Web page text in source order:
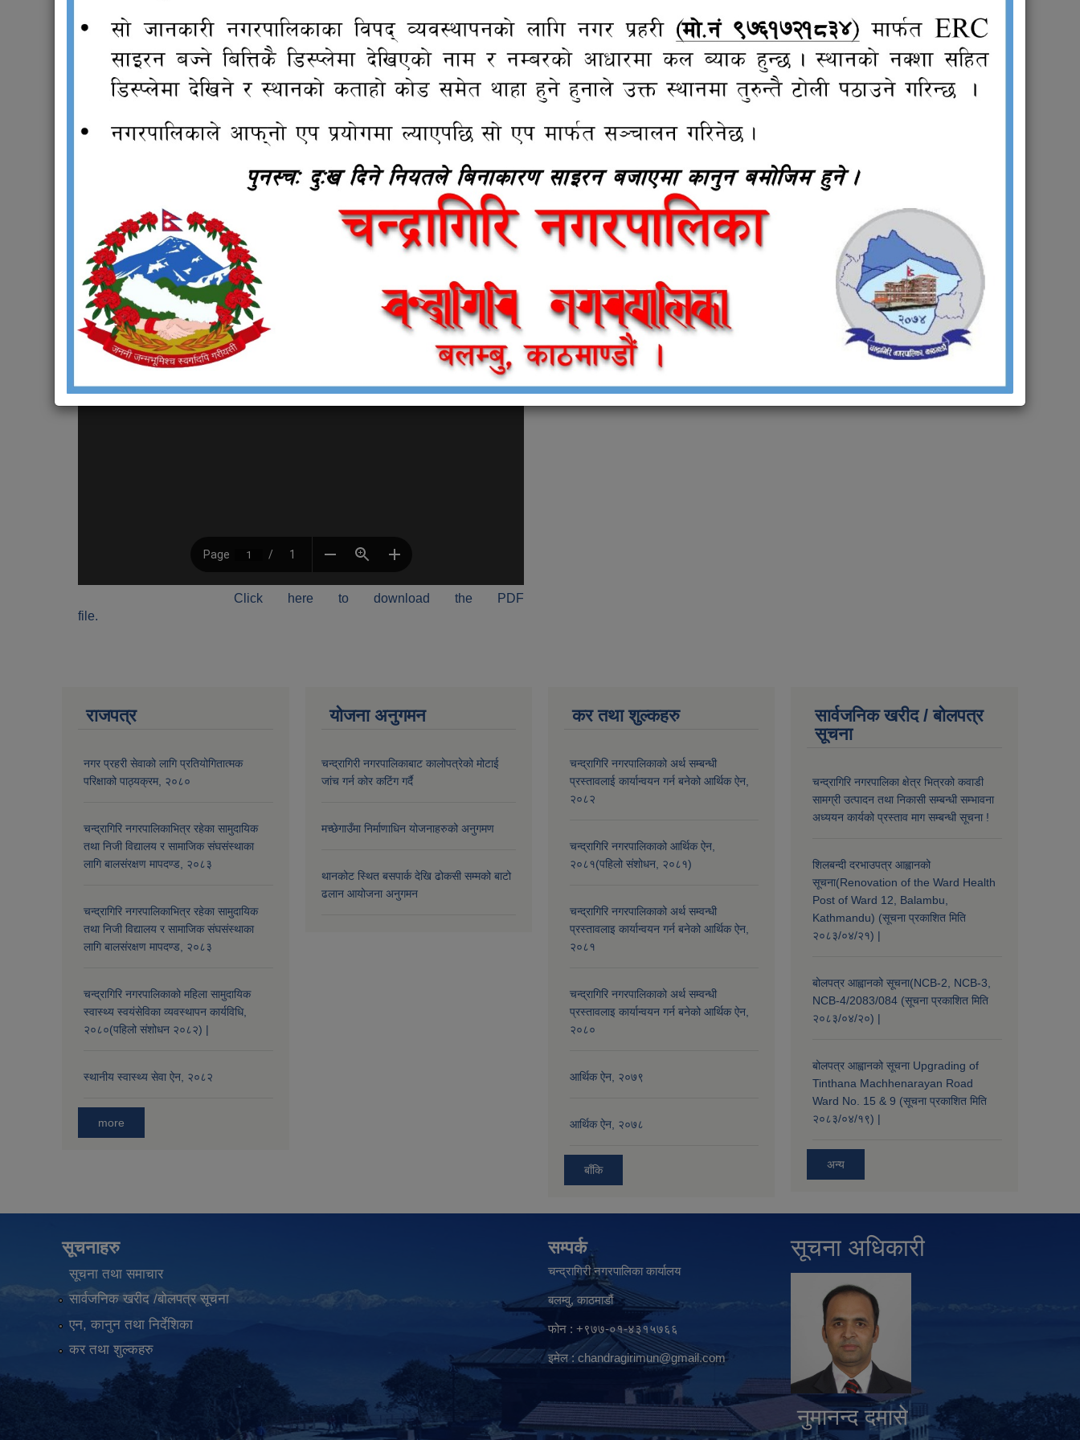
Click here to download the PDF
file.
राजपत्र
नगर प्रहरी सेवाको लागि प्रतियोगितात्मक
परिक्षाको पाठ्यक्रम, २०८०
चन्द्रागिरि नगरपालिकाभित्र रहेका सामुदायिक
तथा निजी विद्यालय र सामाजिक संघसंस्थाका
लागि बालसंरक्षण मापदण्ड, २०८३
चन्द्रागिरि नगरपालिकाभित्र रहेका सामुदायिक
तथा निजी विद्यालय र सामाजिक संघसंस्थाका
लागि बालसंरक्षण मापदण्ड, २०८३
चन्द्रागिरि नगरपालिकाको महिला सामुदायिक
स्वास्थ्य स्वयंसेविका व्यवस्थापन कार्यविधि,
२०८०(पहिलो संशोधन २०८२) |
स्थानीय स्वास्थ्य सेवा ऐन, २०८२
more
योजना अनुगमन
चन्द्रागिरी नगरपालिकाबाट कालोपत्रेको मोटाई
जांच गर्न कोर कटिंग गर्दै
मच्छेगाउँमा निर्माणाधिन योजनाहरुको अनुगमण
थानकोट स्थित बसपार्क देखि ढोकसी सम्मको बाटो
ढलान आयोजना अनुगमन
कर तथा शुल्कहरु
चन्द्रागिरि नगरपालिकाको अर्थ सम्बन्धी
प्रस्तावलाई कार्यान्वयन गर्न बनेको आर्थिक ऐन,
२०८२
चन्द्रागिरि नगरपालिकाको आर्थिक ऐन,
२०८१(पहिलो संशोधन, २०८१)
चन्द्रागिरि नगरपालिकाको अर्थ सम्वन्धी
प्रस्तावलाइ कार्यान्वयन गर्न बनेको आर्थिक ऐन,
२०८१
चन्द्रागिरि नगरपालिकाको अर्थ सम्वन्धी
प्रस्तावलाइ कार्यान्वयन गर्न बनेको आर्थिक ऐन,
२०८०
आर्थिक ऐन, २०७९
आर्थिक ऐन, २०७८
बाँकि
सार्वजनिक खरीद / बोलपत्र
सूचना
चन्द्रागिरि नगरपालिका क्षेत्र भित्रको कवाडी
सामग्री उत्पादन तथा निकासी सम्बन्धी सम्भावना
अध्ययन कार्यको प्रस्ताव माग सम्बन्धी सूचना !
शिलबन्दी दरभाउपत्र आह्वानको
सूचना(Renovation of the Ward Health
Post of Ward 12, Balambu,
Kathmandu) (सूचना प्रकाशित मिति
२०८३/०४/२१) |
बोलपत्र आह्वानको सूचना(NCB-2, NCB-3,
NCB-4/2083/084 (सूचना प्रकाशित मिति
२०८३/०४/२०) |
बोलपत्र आह्वानको सूचना Upgrading of
Tinthana Machhenarayan Road
Ward No. 15 & 9 (सूचना प्रकाशित मिति
२०८३/०४/१९) |
अन्य
सूचनाहरु
सूचना तथा समाचार
सार्वजनिक खरीद /बोलपत्र सूचना
एन, कानुन तथा निर्देशिका
कर तथा शुल्कहरु
सम्पर्क
चन्द्रागिरी नगरपालिका कार्यालय
बलम्वु, काठमाडौं
फोन : +९७७-०१-४३१५७६६
इमेल : chandragirimun@gmail.com
सूचना अधिकारी
नुमानन्द दमासे